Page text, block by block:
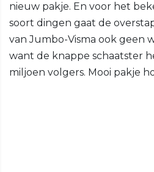
nieuw pakje. En voor het
soort dingen gaat de
van Jumbo-Visma ook geen
want de knappe schaatster
miljoen volgers. Mooi pakje